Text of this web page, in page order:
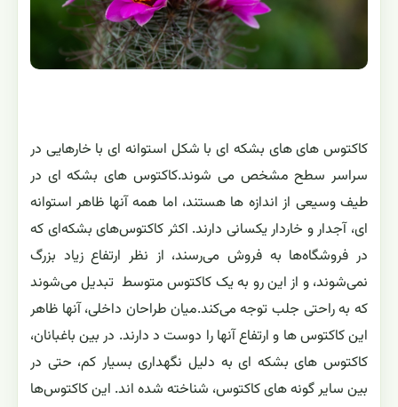
کاکتوس های های بشکه ای با شکل استوانه ای با خارهایی در
سراسر سطح مشخص می شوند.کاکتوس های بشکه ای در
طیف وسیعی از اندازه ها هستند، اما همه آنها ظاهر استوانه
ای، آجدار و خاردار یکسانی دارند. اکثر کاکتوس‌های بشکه‌ای که
در فروشگاه‌ها به فروش می‌رسند، از نظر ارتفاع زیاد بزرگ
نمی‌شوند، و از این رو به یک کاکتوس متوسط ​ تبدیل می‌شوند
که به راحتی جلب توجه می‌کند.میان طراحان داخلی، آنها ظاهر
این کاکتوس ها و ارتفاع آنها را دوست د دارند. در بین باغبانان،
کاکتوس های بشکه ای به دلیل نگهداری بسیار کم، حتی در
بین سایر گونه های کاکتوس، شناخته شده اند. این کاکتوس‌ها